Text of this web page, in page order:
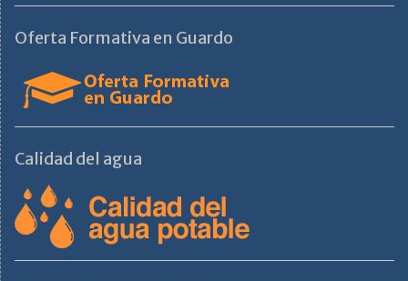
Oferta Formativa en Guardo
Calidad del agua